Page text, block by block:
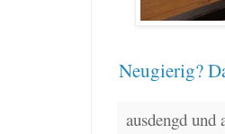
Neugierig?
ausdengd